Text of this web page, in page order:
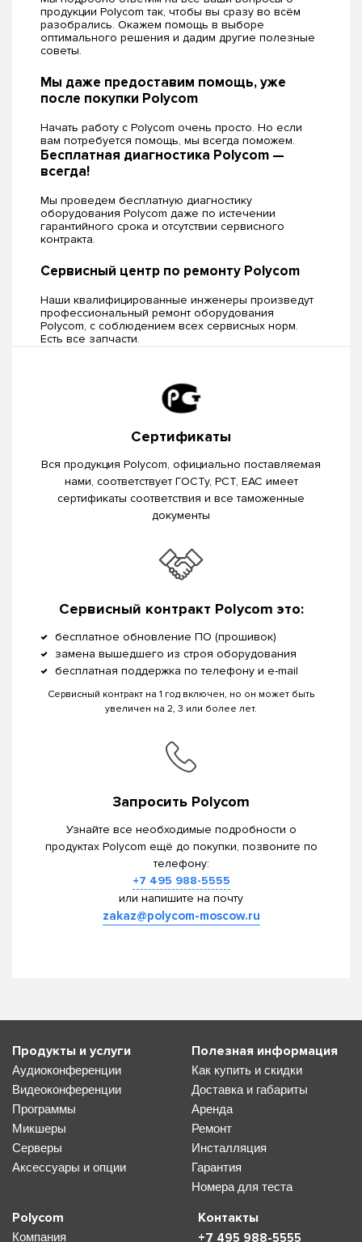
продукции Polycom так, чтобы вы сразу во всём
разобрались. Окажем помощь в выборе
оптимального решения и дадим другие полезные
советы.
Мы даже предоставим помощь, уже
после покупки Polycom
Начать работу с Polycom очень просто. Но если
вам потребуется помощь, мы всегда поможем.
Бесплатная диагностика Polycom —
всегда!
Мы проведем бесплатную диагностику
оборудования Polycom даже по истечении
гарантийного срока и отсутствии сервисного
контракта.
Сервисный центр по ремонту Polycom
Наши квалифицированные инженеры произведут
профессиональный ремонт оборудования
Polycom, c соблюдением всех сервисных норм.
Есть все запчасти.
Сертификаты
Вся продукция Polycom, официально поставляемая
нами, соответствует ГОСТу, РСТ, EAC имеет
сертификаты соответствия и все таможенные
документы
Сервисный контракт Polycom это:
бесплатное обновление ПО (прошивок)
замена вышедшего из строя оборудования
бесплатная поддержка по телефону и e-mail
Сервисный контракт на 1 год включен, но он может быть
увеличен на 2, 3 или более лет.
Запросить Polycom
Узнайте все необходимые подробности о
продуктах Polycom ещё до покупки, позвоните по
телефону:
+7 495 988-5555
или напишите на почту
zakaz@polycom-moscow.ru
Продукты и услуги
Аудиоконференции
Видеоконференции
Программы
Микшеры
Серверы
Аксессуары и опции
Полезная информация
Как купить и скидки
Доставка и габариты
Аренда
Ремонт
Инсталляция
Гарантия
Номера для теста
Polycom
Компания
Контакты
+7 495 988-5555